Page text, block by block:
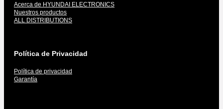
Acerca de HYUNDAI ELECTRONICS
Nuestros productos
ALL DISTRIBUTIONS
Política de Privacidad
Política de privacidad
Garantía